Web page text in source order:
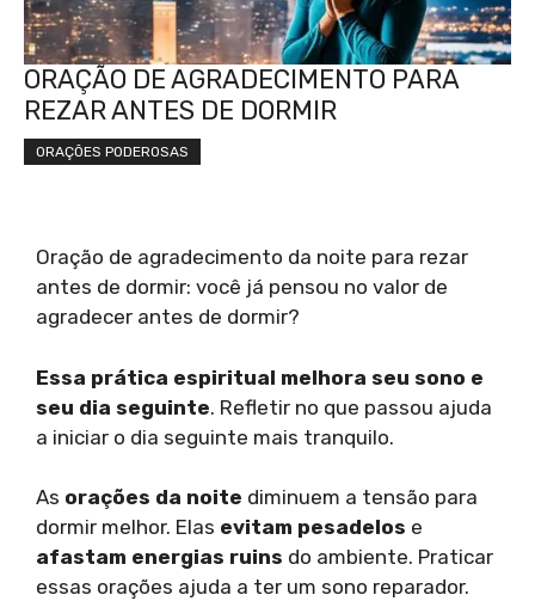
ORAÇÃO DE AGRADECIMENTO PARA
REZAR ANTES DE DORMIR
ORAÇÕES PODEROSAS
Oração de agradecimento da noite para rezar
antes de dormir: você já pensou no valor de
agradecer antes de dormir?
Essa prática espiritual melhora seu sono e
seu dia seguinte. Refletir no que passou ajuda
a iniciar o dia seguinte mais tranquilo.
As orações da noite diminuem a tensão para
dormir melhor. Elas evitam pesadelos e
afastam energias ruins do ambiente. Praticar
essas orações ajuda a ter um sono reparador.